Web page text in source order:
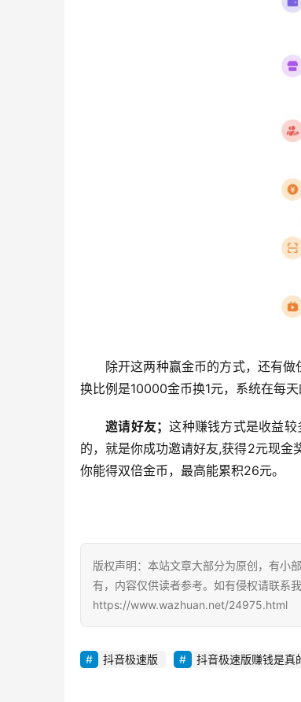
除开这两种赢金币的方式，还有
换比例是10000金币换1元，系统在每
邀请好友；这种赚钱方式是收益
的，就是你成功邀请好友,获得2元现金
你能得双倍金币，最高能累积26元。
版权声明：本站文章大部分为原创，有小
有，内容仅供读者参考。如有侵权请联系
https://www.wazhuan.net/24975.html
抖音极速版 抖音极速版赚钱是真